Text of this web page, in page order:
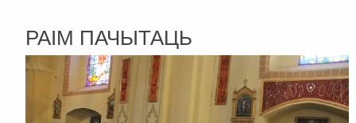
РАІМ ПАЧЫТАЦЬ